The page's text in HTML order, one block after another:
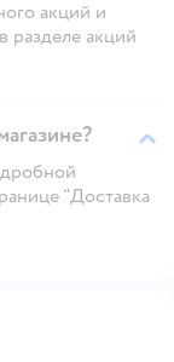
акций и
разделе акций
"Доставка